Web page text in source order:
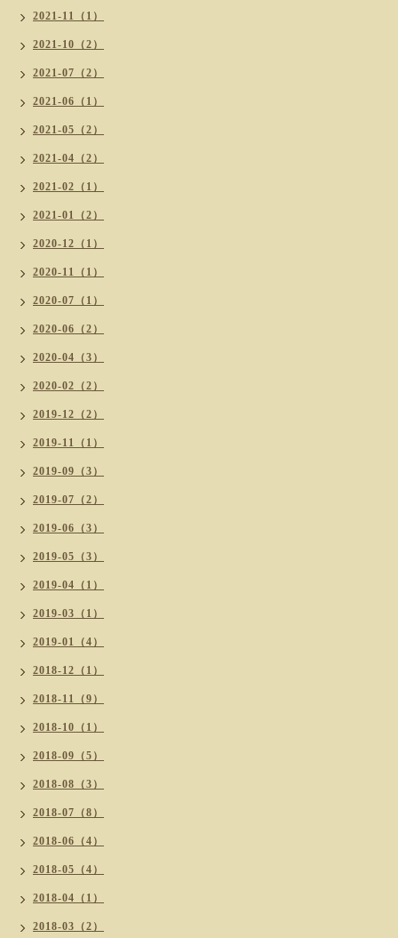
2021-11（1）
2021-10（2）
2021-07（2）
2021-06（1）
2021-05（2）
2021-04（2）
2021-02（1）
2021-01（2）
2020-12（1）
2020-11（1）
2020-07（1）
2020-06（2）
2020-04（3）
2020-02（2）
2019-12（2）
2019-11（1）
2019-09（3）
2019-07（2）
2019-06（3）
2019-05（3）
2019-04（1）
2019-03（1）
2019-01（4）
2018-12（1）
2018-11（9）
2018-10（1）
2018-09（5）
2018-08（3）
2018-07（8）
2018-06（4）
2018-05（4）
2018-04（1）
2018-03（2）